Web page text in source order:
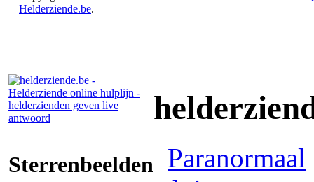
Helderziende.be.
Sterrenbeelden Paranormaal